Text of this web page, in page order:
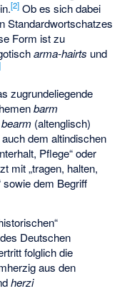
[2] Ob es sich dabei
Standardwortschatzes
Form ist zu
arma-hairts und
zugrundeliegende
barm
bearm (altenglisch)
dem altindischen
Pflege“ oder
mit „tragen, halten,
sowie dem Begriff
Deutschen
folglich die
aus den
herzi